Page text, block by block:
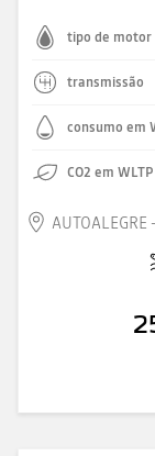
tipo de motor
transmissão
consumo em
CO2 em
AUTOALEGRE